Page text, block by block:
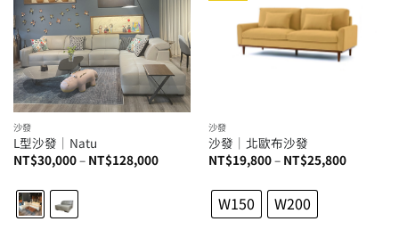
沙發
L型沙發│Natu
NT$30,000– NT$128,000價
格
NT$30,000
沙發
沙發│北歐布沙發
NT$19,800– NT$25,800價
格
W150 W200